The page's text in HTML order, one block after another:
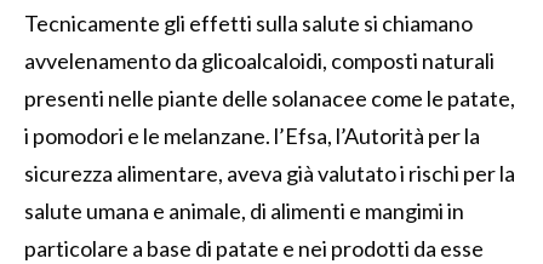
Tecnicamente gli effetti sulla salute si chiamano
avvelenamento da glicoalcaloidi, composti naturali
presenti nelle piante delle solanacee come le patate,
i pomodori e le melanzane. l’Efsa, l’Autorità per la
sicurezza alimentare, aveva già valutato i rischi per la
salute umana e animale, di alimenti e mangimi in
particolare a base di patate e nei prodotti da esse